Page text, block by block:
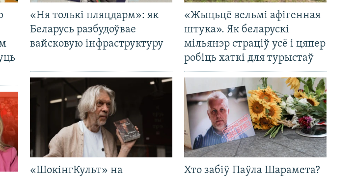
«Ня толькі пляцдарм»: як
Беларусь разбудоўвае
вайсковую інфраструктуру
«Жыцьцё вельмі афігенная
штука». Як беларускі
мільянэр страціў усё і цяпер
робіць хаткі для турыстаў
«ШокінгКульт» на
Хто забіў Паўла Шарамета?